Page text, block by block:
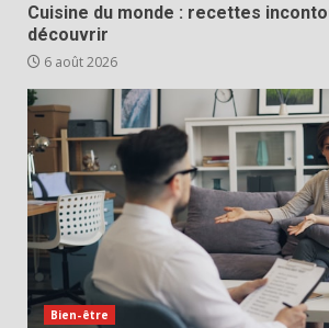
Cuisine du monde : recettes
découvrir
6 août 2026
Bien-être